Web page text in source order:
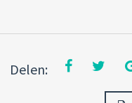
Delen: